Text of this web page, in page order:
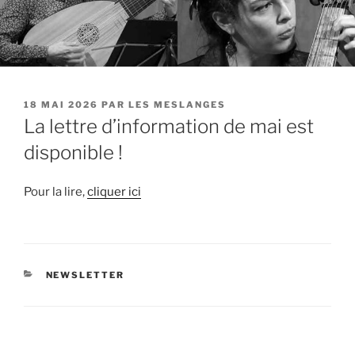
PUBLIÉ
LE
18 MAI 2026 PAR LES MESLANGES
La lettre d’information de mai est
disponible !
Pour la lire,cliquer ici
CATÉGORIES
NEWSLETTER